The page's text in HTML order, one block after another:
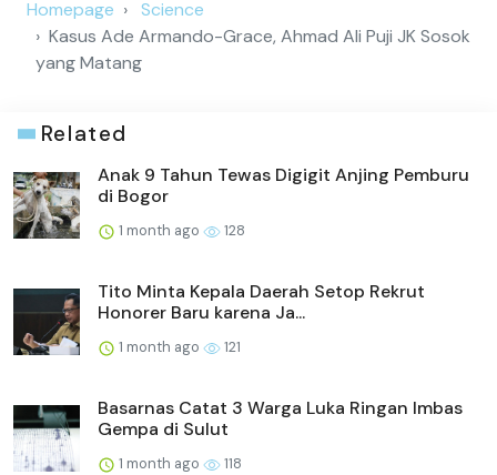
Homepage
Science
Kasus Ade Armando-Grace, Ahmad Ali Puji JK Sosok
yang Matang
Related
Anak 9 Tahun Tewas Digigit Anjing Pemburu
di Bogor
1 month ago 128
Tito Minta Kepala Daerah Setop Rekrut
Honorer Baru karena Ja...
1 month ago 121
Basarnas Catat 3 Warga Luka Ringan Imbas
Gempa di Sulut
1 month ago 118